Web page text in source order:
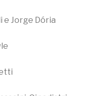
e Jorge Dória